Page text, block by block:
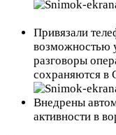
Привязали
возможностью
разговоры
сохраняются в
Внедрены
активности в